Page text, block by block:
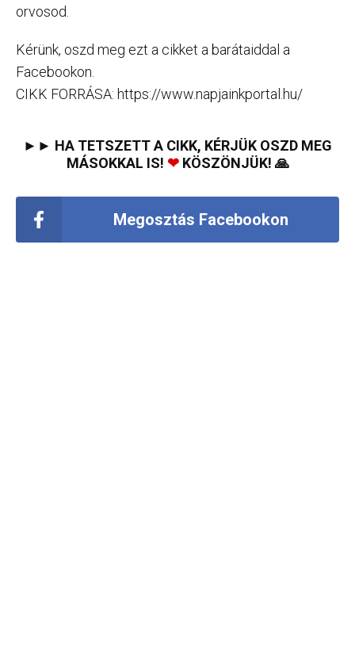
orvosod.
Kérünk, oszd meg ezt a cikket a barátaiddal a
Facebookon.
CIKK FORRÁSA: https://www.napjainkportal.hu/
►► HA TETSZETT A CIKK, KÉRJÜK OSZD MEG
MÁSOKKAL IS! ❤KÖSZÖNJÜK! 🙏
Megosztás Facebookon